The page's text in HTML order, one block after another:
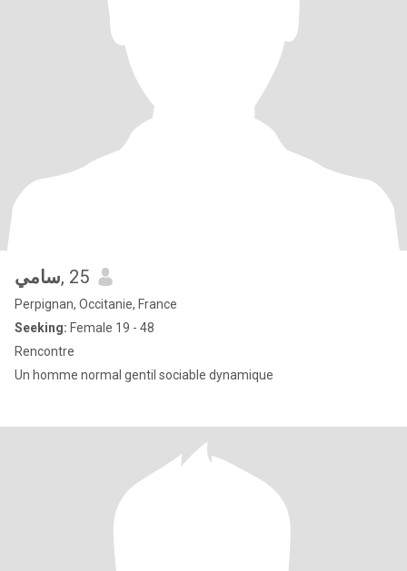
سامي, 25
Perpignan, Occitanie, France
Seeking: Female 19 - 48
Rencontre
Un homme normal gentil sociable dynamique